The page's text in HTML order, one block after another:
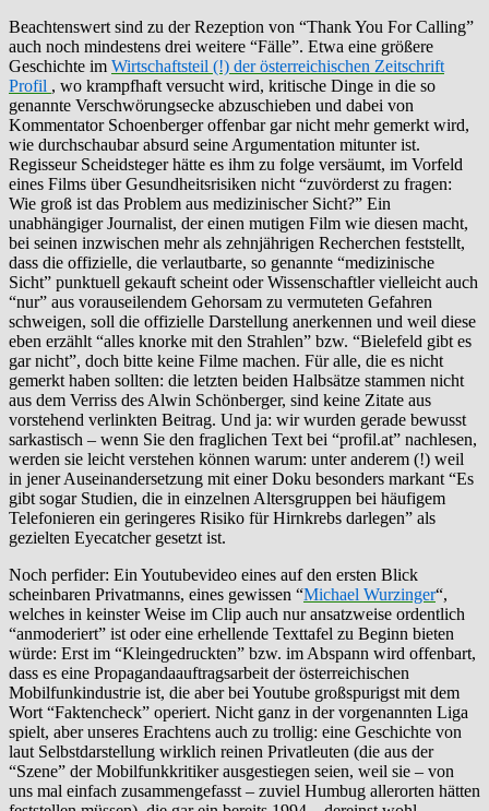
Beachtenswert sind zu der Rezeption von “Thank You For Calling”
auch noch mindestens drei weitere “Fälle”. Etwa eine größere
Geschichte im Wirtschaftsteil (!) der österreichischen Zeitschrift
Profil , wo krampfhaft versucht wird, kritische Dinge in die so
genannte Verschwörungsecke abzuschieben und dabei von
Kommentator Schoenberger offenbar gar nicht mehr gemerkt wird,
wie durchschaubar absurd seine Argumentation mitunter ist.
Regisseur Scheidsteger hätte es ihm zu folge versäumt, im Vorfeld
eines Films über Gesundheitsrisiken nicht “zuvörderst zu fragen:
Wie groß ist das Problem aus medizinischer Sicht?” Ein
unabhängiger Journalist, der einen mutigen Film wie diesen macht,
bei seinen inzwischen mehr als zehnjährigen Recherchen feststellt,
dass die offizielle, die verlautbarte, so genannte “medizinische
Sicht” punktuell gekauft scheint oder Wissenschaftler vielleicht auch
“nur” aus vorauseilendem Gehorsam zu vermuteten Gefahren
schweigen, soll die offizielle Darstellung anerkennen und weil diese
eben erzählt “alles knorke mit den Strahlen” bzw. “Bielefeld gibt es
gar nicht”, doch bitte keine Filme machen. Für alle, die es nicht
gemerkt haben sollten: die letzten beiden Halbsätze stammen nicht
aus dem Verriss des Alwin Schönberger, sind keine Zitate aus
vorstehend verlinkten Beitrag. Und ja: wir wurden gerade bewusst
sarkastisch – wenn Sie den fraglichen Text bei “profil.at” nachlesen,
werden sie leicht verstehen können warum: unter anderem (!) weil
in jener Auseinandersetzung mit einer Doku besonders markant “Es
gibt sogar Studien, die in einzelnen Altersgruppen bei häufigem
Telefonieren ein geringeres Risiko für Hirnkrebs darlegen” als
gezielten Eyecatcher gesetzt ist.
Noch perfider: Ein Youtubevideo eines auf den ersten Blick
scheinbaren Privatmanns, eines gewissen “Michael Wurzinger“,
welches in keinster Weise im Clip auch nur ansatzweise ordentlich
“anmoderiert” ist oder eine erhellende Texttafel zu Beginn bieten
würde: Erst im “Kleingedruckten” bzw. im Abspann wird offenbart,
dass es eine Propagandaauftragsarbeit der österreichischen
Mobilfunkindustrie ist, die aber bei Youtube großspurigst mit dem
Wort “Faktencheck” operiert. Nicht ganz in der vorgenannten Liga
spielt, aber unseres Erachtens auch zu trollig: eine Geschichte von
laut Selbstdarstellung wirklich reinen Privatleuten (die aus der
“Szene” der Mobilfunkkritiker ausgestiegen seien, weil sie – von
uns mal einfach zusammengefasst – zuviel Humbug allerorten hätten